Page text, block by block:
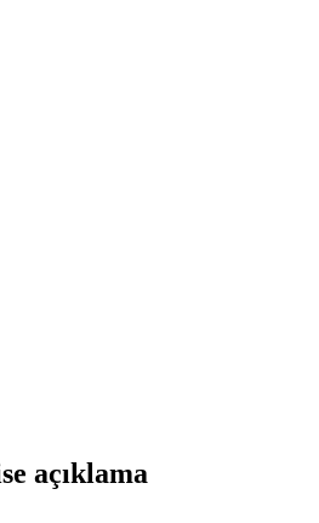
açıklama